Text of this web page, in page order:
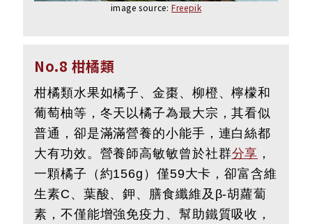
image source: Freepik
No.8 柑橘類
柑橘類水果如橘子、金棗、柳橙、檸檬和
葡萄柚等，冬天以橘子為最大宗，其看似
普通，卻是滿滿營養的小能手，連白絲都
大有功效。營養師高敏敏曾於社群分享 ，
一顆橘子（約156g）僅59大卡，卻富含維
生素C、葉酸、鉀、膳食纖維及β-胡蘿蔔
素，不僅能增強免疫力、幫助鐵質吸收，